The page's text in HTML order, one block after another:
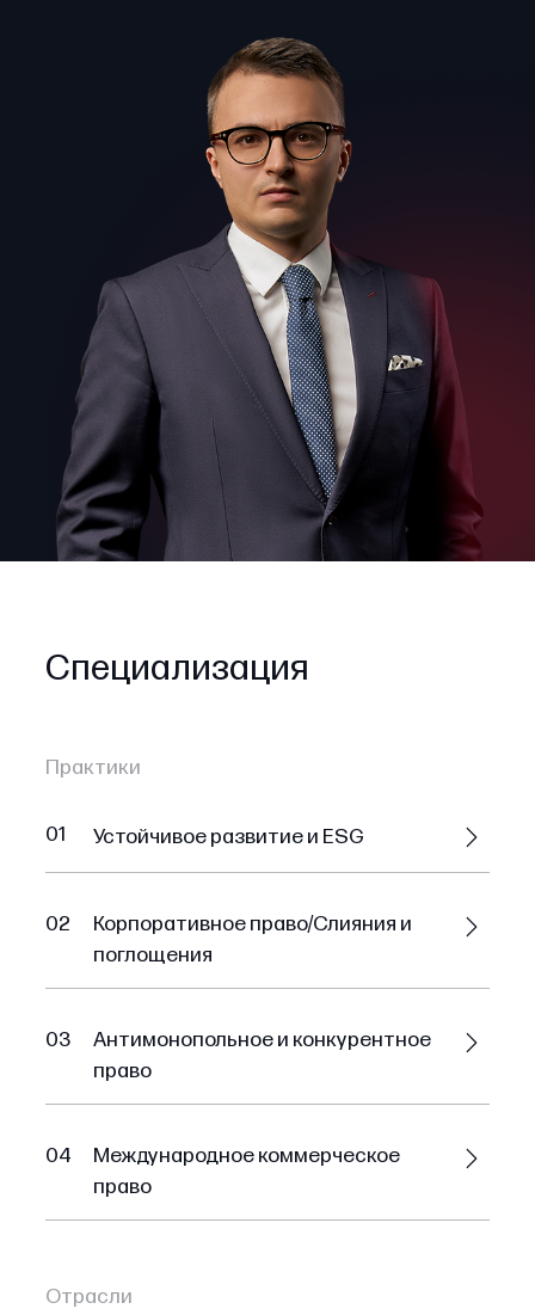
Специализация
Практики
01 Устойчивое развитие и ESG
02
Корпоративное право/Слияния и
поглощения
03
Антимонопольное и конкурентное
право
04
Международное коммерческое
право
Отрасли